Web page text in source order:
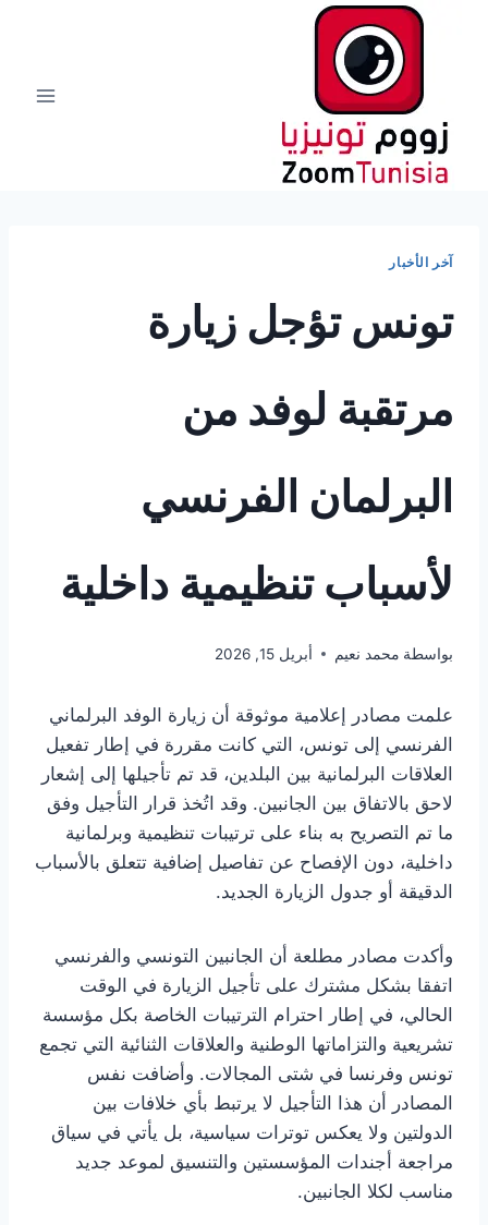
آخر الأخبار
تونس تؤجل زيارة
مرتقبة لوفد من
البرلمان الفرنسي
لأسباب تنظيمية داخلية
بواسطة محمد نعيم أبريل 15, 2026
علمت مصادر إعلامية موثوقة أن زيارة الوفد البرلماني
الفرنسي إلى تونس، التي كانت مقررة في إطار تفعيل
العلاقات البرلمانية بين البلدين، قد تم تأجيلها إلى إشعار
لاحق بالاتفاق بين الجانبين. وقد اتُخذ قرار التأجيل وفق
ما تم التصريح به بناء على ترتيبات تنظيمية وبرلمانية
داخلية، دون الإفصاح عن تفاصيل إضافية تتعلق بالأسباب
الدقيقة أو جدول الزيارة الجديد.
وأكدت مصادر مطلعة أن الجانبين التونسي والفرنسي
اتفقا بشكل مشترك على تأجيل الزيارة في الوقت
الحالي، في إطار احترام الترتيبات الخاصة بكل مؤسسة
تشريعية والتزاماتها الوطنية والعلاقات الثنائية التي تجمع
تونس وفرنسا في شتى المجالات. وأضافت نفس
المصادر أن هذا التأجيل لا يرتبط بأي خلافات بين
الدولتين ولا يعكس توترات سياسية، بل يأتي في سياق
مراجعة أجندات المؤسستين والتنسيق لموعد جديد
مناسب لكلا الجانبين.